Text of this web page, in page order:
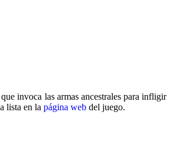
que invoca las armas ancestrales para infligir
lista en la página web del juego.